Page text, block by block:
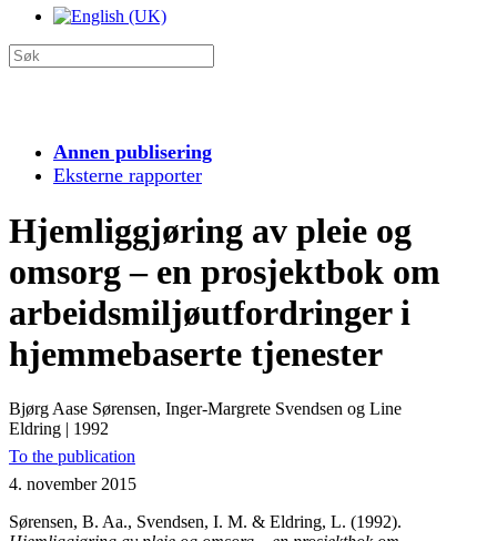
Annen publisering
Eksterne rapporter
Hjemliggjøring av pleie og
omsorg – en prosjektbok om
arbeidsmiljøutfordringer i
hjemmebaserte tjenester
Bjørg Aase Sørensen, Inger-Margrete Svendsen og Line
Eldring | 1992
To the publication
4. november 2015
Sørensen, B. Aa., Svendsen, I. M. & Eldring, L. (1992).